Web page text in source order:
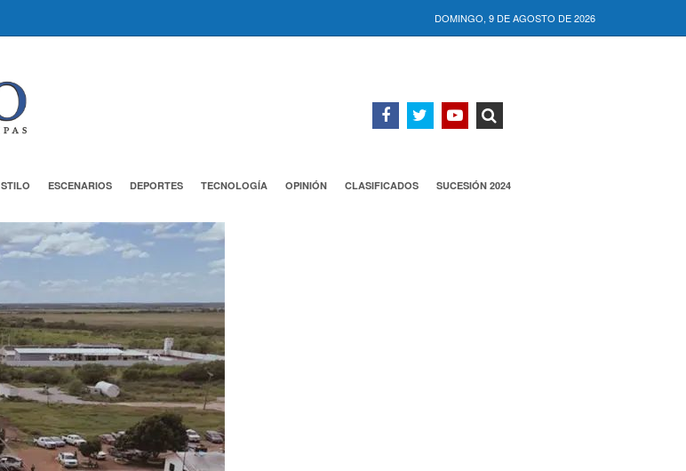
DOMINGO, 9 DE AGOSTO DE 2026
STILO ESCENARIOS DEPORTES TECNOLOGÍA OPINIÓN CLASIFICADOS SUCESIÓN 2024